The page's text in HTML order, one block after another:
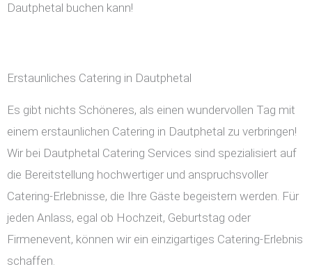
Dautphetal buchen kann!
Erstaunliches Catering in Dautphetal
Es gibt nichts Schöneres, als einen wundervollen Tag mit
einem erstaunlichen Catering in Dautphetal zu verbringen!
Wir bei Dautphetal Catering Services sind spezialisiert auf
die Bereitstellung hochwertiger und anspruchsvoller
Catering-Erlebnisse, die Ihre Gäste begeistern werden. Für
jeden Anlass, egal ob Hochzeit, Geburtstag oder
Firmenevent, können wir ein einzigartiges Catering-Erlebnis
schaffen.